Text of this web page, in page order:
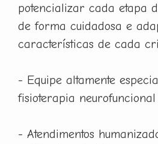
potencializar cada etapa
de forma cuidadosa e
características de cada
- Equipe altamente
fisioterapia
- Atendimentos